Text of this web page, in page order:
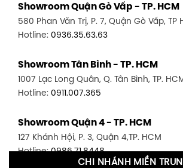
Showroom Quận Gò Vấp - TP. HCM
580 Phan Văn Trị, P. 7, Quận Gò Vấp, TP
Hotline: 0936.35.63.63
Showroom Tân Bình - TP. HCM
1007 Lạc Long Quân, Q. Tân Bình, TP.
Hotline: 0911.007.365
Showroom Quận 4 - TP. HCM
127 Khánh Hội, P. 3, Quận 4,TP. HCM
Hotline:0986.71.8448
CHI NHÁNH MIỀN